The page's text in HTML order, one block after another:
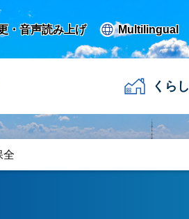
・音声読み上げ Multilingual
くらし
全